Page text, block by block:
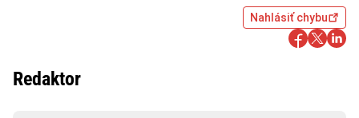
Nahlásiť chybu
Redaktor